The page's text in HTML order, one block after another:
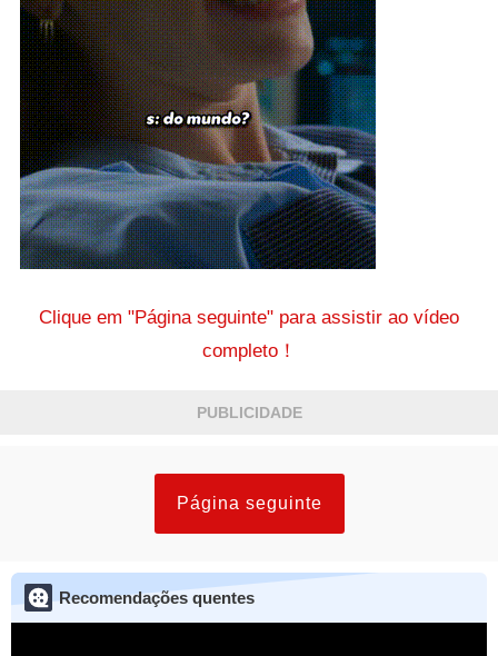
Clique em "Página seguinte" para assistir ao vídeo
completo！
PUBLICIDADE
Página seguinte
Recomendações quentes